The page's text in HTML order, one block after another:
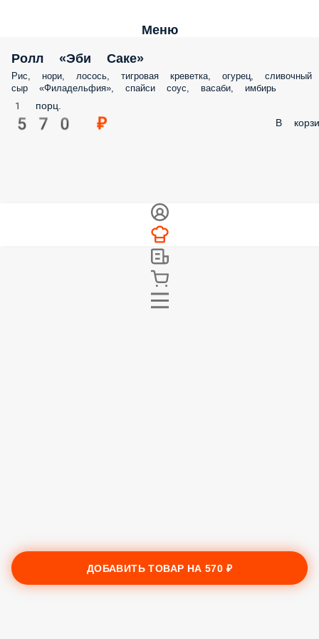
Меню
Ролл «Эби Саке»
Рис, нори, лосось, тигровая креветка, огурец, сливочный сыр
«Филадельфия», спайси соус, васаби, имбирь
1 порц.
570 ₽ В
ДОБАВИТЬ ТОВАР НА570 ₽